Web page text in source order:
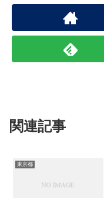
関連記事
東京都